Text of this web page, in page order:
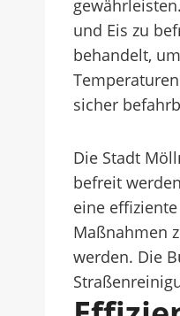
und Eis zu
behandelt,
sicher
Die Stadt
befreit
eine
Maßnahmen
werden. Die